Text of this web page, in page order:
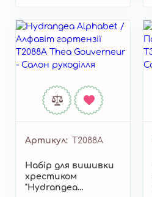
Артикул T2088A
Набір для вишивки
хрестиком
"Hydrangea